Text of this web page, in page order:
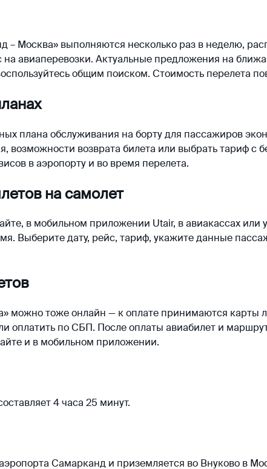
Москва» выполняются несколько раз в неделю,
на авиаперевозки. Актуальные предложения на
общим поиском. Стоимость перелета
плана обслуживания на борту для пассажиров
возможности возврата билета или выбрать тариф
в аэропорту и во время перелета.
на самолет
в мобильном приложении Utair, в авиакассах или
Выберите дату, рейс, тариф, укажите данные
можно тоже онлайн — к оплате принимаются карты
оплатить по СБП. После оплаты авиабилет и
и в мобильном приложении.
4 часа 25 минут.
Самарканд и приземляется во Внуково в